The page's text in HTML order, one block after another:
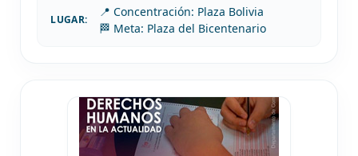
LUGAR:
📍 Concentración: Plaza Bolivia
🏁 Meta: Plaza del Bicentenario